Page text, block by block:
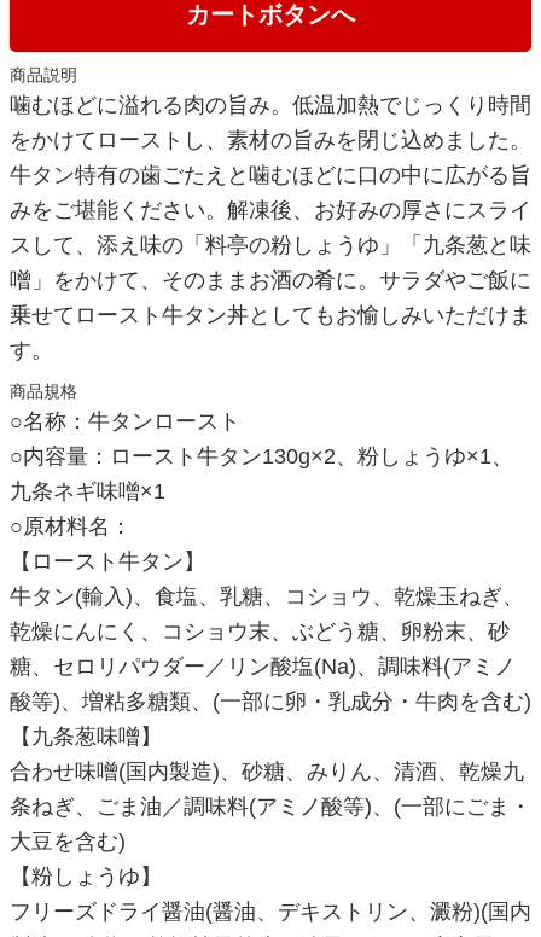
カートボタンへ
商品説明
噛むほどに溢れる肉の旨み。低温加熱でじっくり時間
をかけてローストし、素材の旨みを閉じ込めました。
牛タン特有の歯ごたえと噛むほどに口の中に広がる旨
みをご堪能ください。解凍後、お好みの厚さにスライ
スして、添え味の「料亭の粉しょうゆ」「九条葱と味
噌」をかけて、そのままお酒の肴に。サラダやご飯に
乗せてロースト牛タン丼としてもお愉しみいただけま
す。
商品規格
○名称：牛タンロースト
○内容量：ロースト牛タン130g×2、粉しょうゆ×1、
九条ネギ味噌×1
○原材料名：
【ロースト牛タン】
牛タン(輸入)、食塩、乳糖、コショウ、乾燥玉ねぎ、
乾燥にんにく、コショウ末、ぶどう糖、卵粉末、砂
糖、セロリパウダー／リン酸塩(Na)、調味料(アミノ
酸等)、増粘多糖類、(一部に卵・乳成分・牛肉を含む)
【九条葱味噌】
合わせ味噌(国内製造)、砂糖、みりん、清酒、乾燥九
条ねぎ、ごま油／調味料(アミノ酸等)、(一部にごま・
大豆を含む)
【粉しょうゆ】
フリーズドライ醤油(醤油、デキストリン、澱粉)(国内